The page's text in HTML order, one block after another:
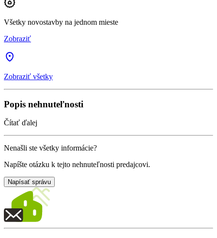
Všetky novostavby na jednom mieste
Zobraziť
Zobraziť všetky
Popis nehnuteľnosti
Čítať ďalej
Nenašli ste všetky informácie?
Napíšte otázku k tejto nehnuteľnosti predajcovi.
Napísať správu